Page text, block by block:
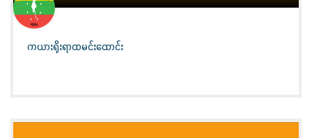
ကယားရိုးရာထမင်းထောင်း